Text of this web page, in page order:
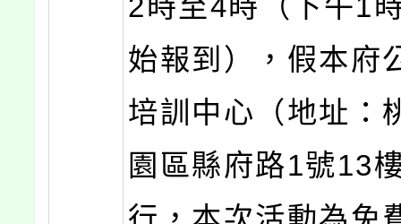
2時至4時（下午1
始報到），假本府
培訓中心（地址：
園區縣府路1號13